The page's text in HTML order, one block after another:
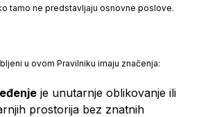
tamo ne predstavljaju osnovne poslove.
u ovom Pravilniku imaju značenja:
je unutarnje oblikovanje ili
prostorija bez znatnih